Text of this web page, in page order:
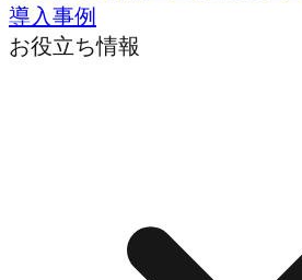
導入事例
お役立ち情報